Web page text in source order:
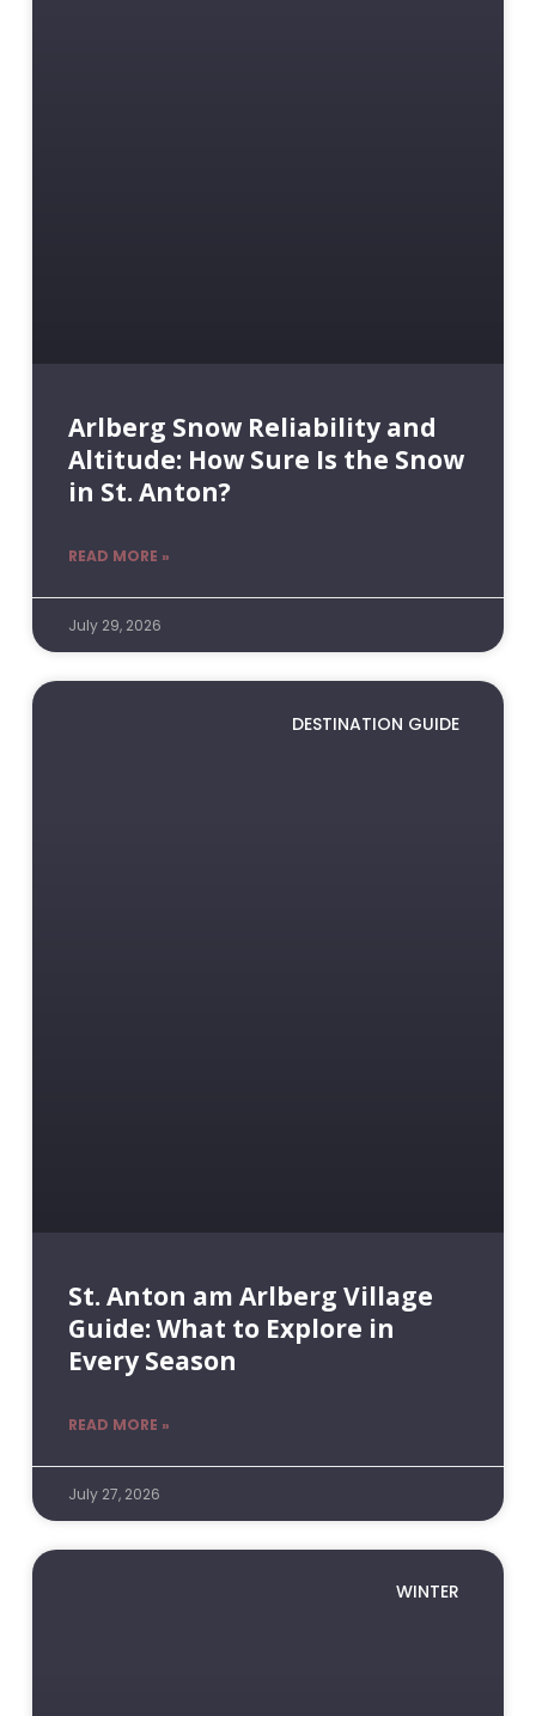
Arlberg Snow Reliability and
Altitude: How Sure Is the Snow
in St. Anton?
READ MORE »
July 29, 2026
DESTINATION GUIDE
St. Anton am Arlberg Village
Guide: What to Explore in
Every Season
READ MORE »
July 27, 2026
WINTER